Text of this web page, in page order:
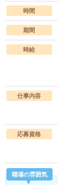
時間
期間
時給
仕事内容
応募資格
職場の雰囲気